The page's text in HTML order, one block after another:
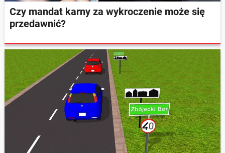
Czy mandat karny za wykroczenie może się
przedawnić?